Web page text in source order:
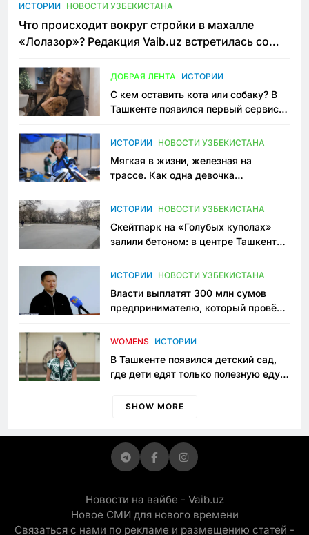
ИСТОРИИ НОВОСТИ УЗБЕКИСТАНА
Что происходит вокруг стройки в махалле
«Лолазор»? Редакция Vaib.uz встретилась со
ДОБРАЯ ЛЕНТА ИСТОРИИ
С кем оставить кота или собаку? В
Ташкенте появился первый сервис
ИСТОРИИ НОВОСТИ УЗБЕКИСТАНА
Мягкая в жизни, железная на
трассе. Как одна девочка
Узбекистане
ИСТОРИИ НОВОСТИ УЗБЕКИСТАНА
Скейтпарк на «Голубых куполах»
залили бетоном: в центре Ташкента
пространство
ИСТОРИИ НОВОСТИ УЗБЕКИСТАНА
Власти выплатят 300 млн сумов
предпринимателю, который провёл
приговору
WOMENS ИСТОРИИ
В Ташкенте появился детский сад,
где дети едят только полезную еду.
просить «кашу без сахара»
SHOW MORE
Новости на вайбе - Vaib.uz
Новое СМИ для нового времени
Связаться с нами по рекламе и размещению статей -